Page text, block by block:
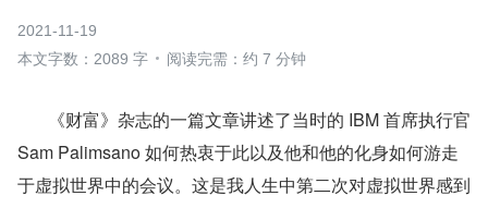
2021-11-19
本文字数：2089 字
阅读完需：约 7 分钟
Sam Palimsano 如何热衷于此以及他和他的化身如何游走
于虚拟世界中的会议。这是我人生中第二次对虚拟世界感到